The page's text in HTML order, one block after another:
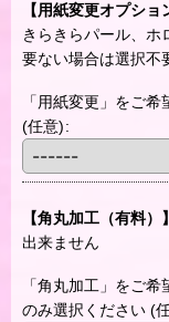
【用紙変更オプショ
きらきらパール、ホ
要ない場合は選択不
「用紙変更」をご
(任意):
【角丸加工（有料）】
出来ません
「角丸加工」をご
のみ選択ください (